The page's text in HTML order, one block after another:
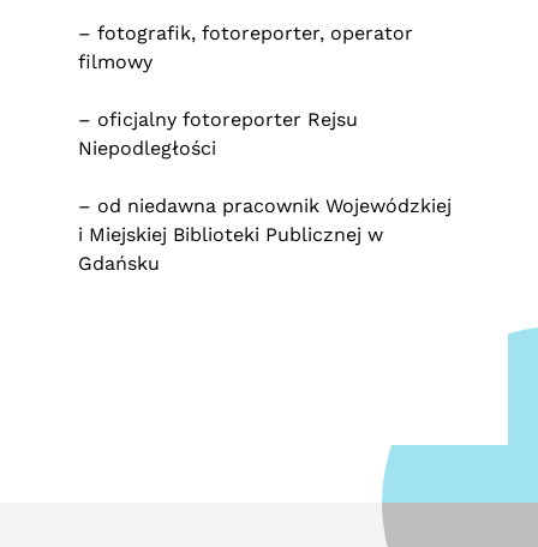
– fotografik, fotoreporter, operator
filmowy
– oficjalny fotoreporter Rejsu
Niepodległości
– od niedawna pracownik Wojewódzkiej
i Miejskiej Biblioteki Publicznej w
Gdańsku